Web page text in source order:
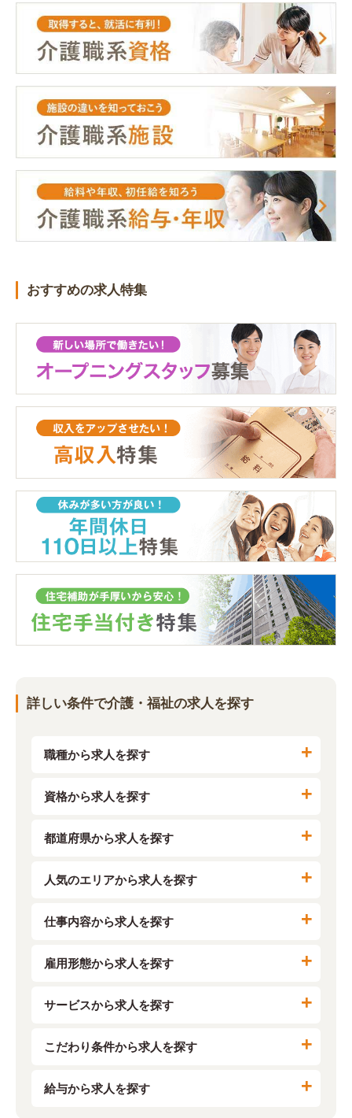
おすすめの求人特集
詳しい条件で介護・福祉の求人を探す
職種から求人を探す
資格から求人を探す
都道府県から求人を探す
人気のエリアから求人を探す
仕事内容から求人を探す
雇用形態から求人を探す
サービスから求人を探す
こだわり条件から求人を探す
給与から求人を探す